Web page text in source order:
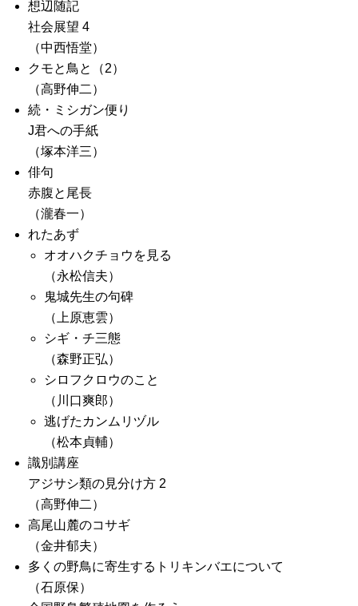
想辺随記
社会展望 4
（中西悟堂）
クモと鳥と（2）
（高野伸二）
続・ミシガン便り
J君への手紙
（塚本洋三）
俳句
赤腹と尾長
（瀧春一）
れたあず
オオハクチョウを見る
（永松信夫）
鬼城先生の句碑
（上原恵雲）
シギ・チ三態
（森野正弘）
シロフクロウのこと
（川口爽郎）
逃げたカンムリヅル
（松本貞輔）
識別講座
アジサシ類の見分け方 2
（高野伸二）
高尾山麓のコサギ
（金井郁夫）
多くの野鳥に寄生するトリキンバエについて
（石原保）